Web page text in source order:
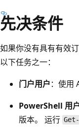
先决条件
如果你没有具有有效
以下任务之一：
门户用户：使用
PowerShell 用
版本。 运行